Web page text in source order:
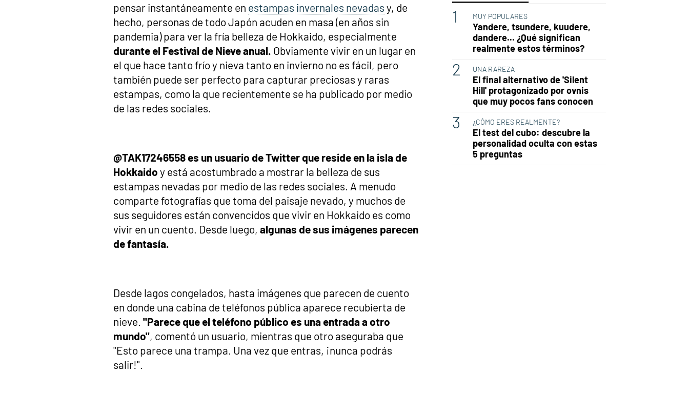
pensar instantáneamente en estampas invernales nevadas y, de
hecho, personas de todo Japón acuden en masa (en años sin
pandemia) para ver la fría belleza de Hokkaido, especialmente
durante el Festival de Nieve anual. Obviamente vivir en un lugar en
el que hace tanto frío y nieva tanto en invierno no es fácil, pero
también puede ser perfecto para capturar preciosas y raras
estampas, como la que recientemente se ha publicado por medio
de las redes sociales.
@TAK17246558 es un usuario de Twitter que reside en la isla de
Hokkaido y está acostumbrado a mostrar la belleza de sus
estampas nevadas por medio de las redes sociales. A menudo
comparte fotografías que toma del paisaje nevado, y muchos de
sus seguidores están convencidos que vivir en Hokkaido es como
vivir en un cuento. Desde luego, algunas de sus imágenes parecen
de fantasía.
Desde lagos congelados, hasta imágenes que parecen de cuento
en donde una cabina de teléfonos pública aparece recubierta de
nieve. "Parece que el teléfono público es una entrada a otro
mundo", comentó un usuario, mientras que otro aseguraba que
"Esto parece una trampa. Una vez que entras, ¡nunca podrás
salir!".
MUY POPULARES
Yandere, tsundere, kuudere,
dandere... ¿Qué significan
realmente estos términos?
UNA RAREZA
El final alternativo de 'Silent
Hill' protagonizado por ovnis
que muy pocos fans conocen
¿CÓMO ERES REALMENTE?
El test del cubo: descubre la
personalidad oculta con estas
5 preguntas